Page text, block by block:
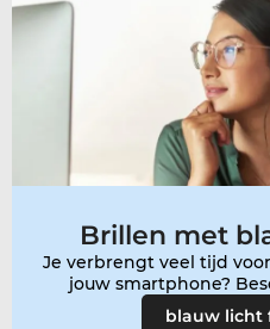
Brillen met
Je verbrengt veel tijd
jouw smartphone?
blauw licht